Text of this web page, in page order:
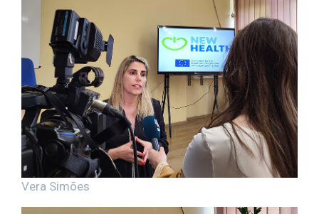
Vera Simões